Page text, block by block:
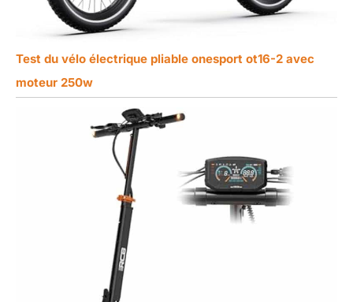
Test du vélo électrique pliable onesport ot16-2 avec
moteur 250w